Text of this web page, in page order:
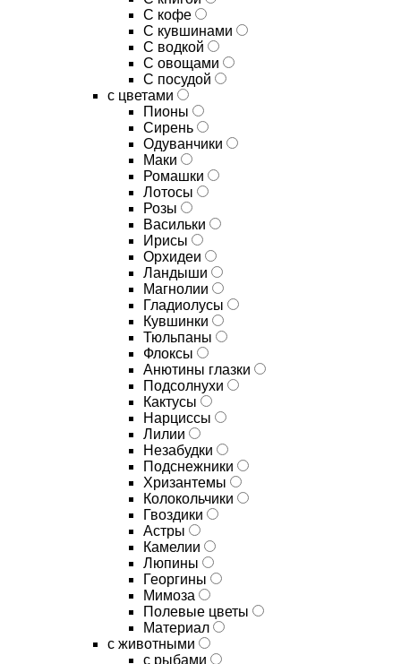
C кофе
C кувшинами
C водкой
C овощами
C посудой
с цветами
Пионы
Сирень
Одуванчики
Маки
Ромашки
Лотосы
Розы
Васильки
Ирисы
Орхидеи
Ландыши
Магнолии
Гладиолусы
Кувшинки
Тюльпаны
Флоксы
Анютины глазки
Подсолнухи
Кактусы
Нарциссы
Лилии
Незабудки
Подснежники
Хризантемы
Колокольчики
Гвоздики
Астры
Камелии
Люпины
Георгины
Мимоза
Полевые цветы
Материал
с животными
с рыбами